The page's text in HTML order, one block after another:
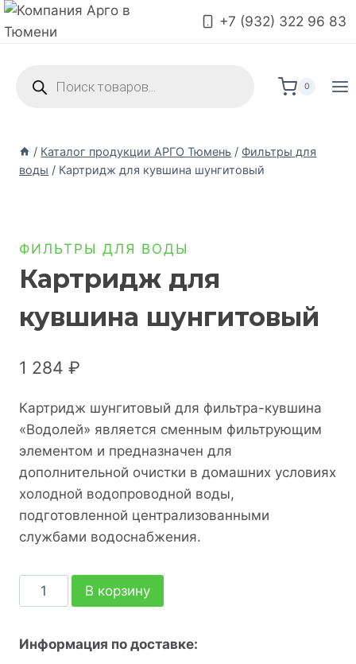
+7 (932) 322 96 83
0
/ Каталог продукции АРГО Тюмень / Фильтры для
воды / Картридж для кувшина шунгитовый
ФИЛЬТРЫ ДЛЯ ВОДЫ
Картридж для
кувшина шунгитовый
1 284 ₽
Картридж шунгитовый для фильтра-кувшина
«Водолей» является сменным фильтрующим
элементом и предназначен для
дополнительной очистки в домашних условиях
холодной водопроводной воды,
подготовленной централизованными
службами водоснабжения.
В корзину
Информация по доставке: